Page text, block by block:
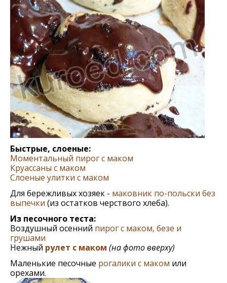
Быстрые, слоеные:
Моментальный пирог с маком
Круассаны с маком
Слоеные улитки с маком
Для бережливых хозяек - маковник по-польски без
выпечки (из остатков черствого хлеба).
Из песочного теста:
Воздушный осенний пирог с маком, безе и
грушами
Нежный рулет с маком (на фото вверху)
Маленькие песочные рогалики с маком или
орехами.